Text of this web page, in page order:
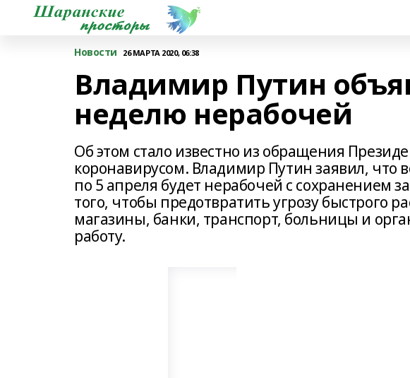
Новости 26 МАРТА 2020, 06:38
Владимир Путин
неделю нерабочей
Об этом стало известно из обращения
коронавирусом. Владимир Путин заявил, что
по 5 апреля будет нерабочей с сохранением
того, чтобы предотвратить угрозу быстрого
магазины, банки, транспорт, больницы и
работу.